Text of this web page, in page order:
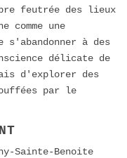
feutrée des lieux
comme une
à des
délicate de
d'explorer des
par le
Sainte-Benoite